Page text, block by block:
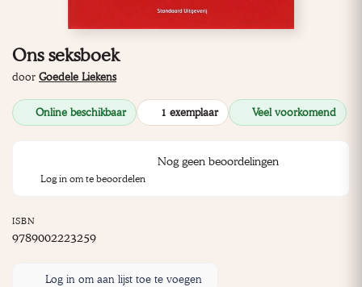
Ons seksboek
door Goedele Liekens
Online beschikbaar 1 exemplaar Veel voorkomend
Nog geen beoordelingen
Log in om te beoordelen
ISBN
9789002223259
Log in om aan lijst toe te voegen